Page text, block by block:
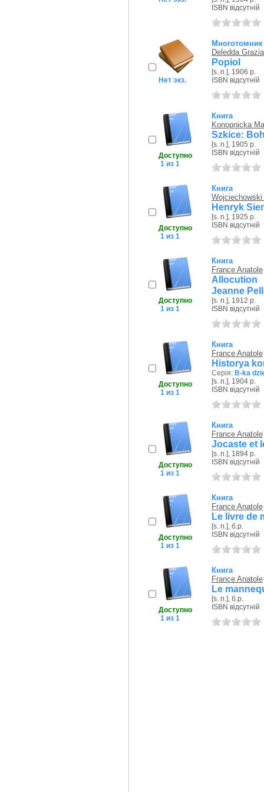
ISBN відсутній
Нет экз.
Многотомник
Deledda Grazia
Popiol
[s. n.], 1906 р.
ISBN відсутній
Доступно
1 из 1
Книга
Konopnicka
Szkice:
[s. n.], 1905 р.
ISBN відсутній
Доступно
1 из 1
Книга
Henryk
[s. n.], 1925 р.
ISBN відсутній
Доступно
1 из 1
Книга
France Anatole
Allocution
Jeanne
[s. n.], 1912 р.
ISBN відсутній
Доступно
1 из 1
Книга
France Anatole
Historya
Серія: B-ka
[s. n.], 1904 р.
ISBN відсутній
Доступно
1 из 1
Книга
France Anatole
Jocaste et
[s. n.], 1894 р.
ISBN відсутній
Доступно
1 из 1
Книга
France Anatole
Le livre de
[s. n.], б.р.
ISBN відсутній
Доступно
1 из 1
Книга
France Anatole
Le
[s. n.], б.р.
ISBN відсутній